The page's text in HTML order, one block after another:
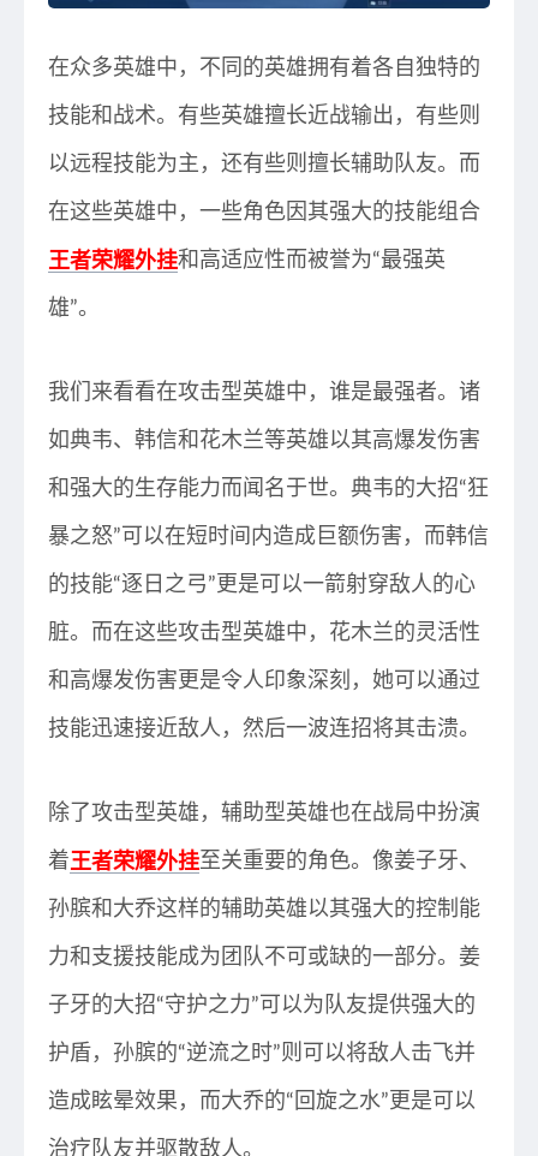
在众多英雄中，不同的英雄拥有着各自独特的
技能和战术。有些英雄擅长近战输出，有些则
以远程技能为主，还有些则擅长辅助队友。而
在这些英雄中，一些角色因其强大的技能组合
王者荣耀外挂和高适应性而被誉为“最强英
雄”。
我们来看看在攻击型英雄中，谁是最强者。诸
如典韦、韩信和花木兰等英雄以其高爆发伤害
和强大的生存能力而闻名于世。典韦的大招“狂
暴之怒”可以在短时间内造成巨额伤害，而韩信
的技能“逐日之弓”更是可以一箭射穿敌人的心
脏。而在这些攻击型英雄中，花木兰的灵活性
和高爆发伤害更是令人印象深刻，她可以通过
技能迅速接近敌人，然后一波连招将其击溃。
除了攻击型英雄，辅助型英雄也在战局中扮演
着王者荣耀外挂至关重要的角色。像姜子牙、
孙膑和大乔这样的辅助英雄以其强大的控制能
力和支援技能成为团队不可或缺的一部分。姜
子牙的大招“守护之力”可以为队友提供强大的
护盾，孙膑的“逆流之时”则可以将敌人击飞并
造成眩晕效果，而大乔的“回旋之水”更是可以
治疗队友并驱散敌人。